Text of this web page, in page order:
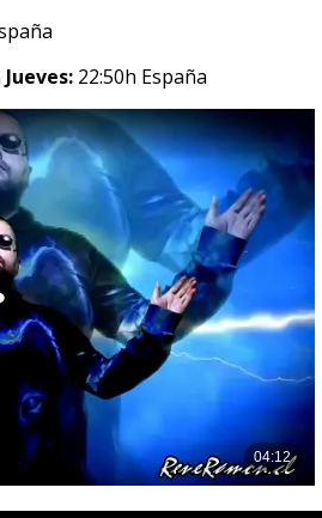
Jueves: 22:50h España